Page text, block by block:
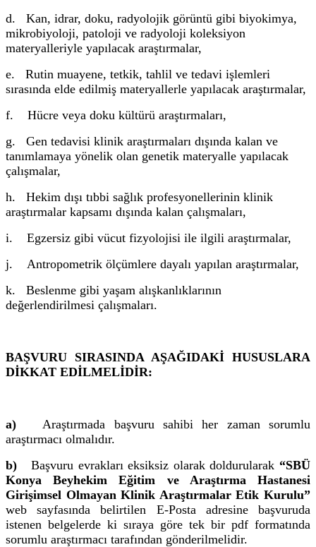
d. Kan, idrar, doku, radyolojik görüntü gibi biyokimya,
mikrobiyoloji, patoloji ve radyoloji koleksiyon
materyalleriyle yapılacak araştırmalar,
e. Rutin muayene, tetkik, tahlil ve tedavi işlemleri
sırasında elde edilmiş materyallerle yapılacak araştırmalar,
f. Hücre veya doku kültürü araştırmaları,
g. Gen tedavisi klinik araştırmaları dışında kalan ve
tanımlamaya yönelik olan genetik materyalle yapılacak
çalışmalar,
h. Hekim dışı tıbbi sağlık profesyonellerinin klinik
araştırmalar kapsamı dışında kalan çalışmaları,
i. Egzersiz gibi vücut fizyolojisi ile ilgili araştırmalar,
j. Antropometrik ölçümlere dayalı yapılan araştırmalar,
k. Beslenme gibi yaşam alışkanlıklarının
değerlendirilmesi çalışmaları.
BAŞVURU SIRASINDA AŞAĞIDAKİ HUSUSLARA
DİKKAT EDİLMELİDİR:
a) Araştırmada başvuru sahibi her zaman sorumlu
araştırmacı olmalıdır.
b) Başvuru evrakları eksiksiz olarak doldurularak “SBÜ
Konya Beyhekim Eğitim ve Araştırma Hastanesi
Girişimsel Olmayan Klinik Araştırmalar Etik Kurulu”
web sayfasında belirtilen E-Posta adresine başvuruda
istenen belgelerde ki sıraya göre tek bir pdf formatında
sorumlu araştırmacı tarafından gönderilmelidir.